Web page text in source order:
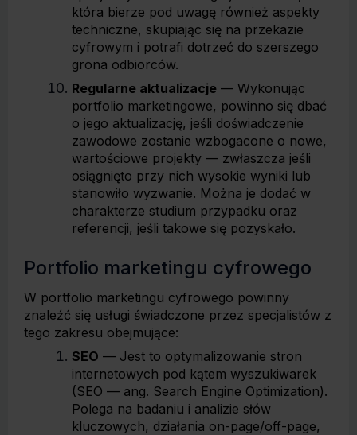
która bierze pod uwagę również aspekty
techniczne, skupiając się na przekazie
cyfrowym i potrafi dotrzeć do szerszego
grona odbiorców.
Regularne aktualizacje — Wykonując
portfolio marketingowe, powinno się dbać
o jego aktualizację, jeśli doświadczenie
zawodowe zostanie wzbogacone o nowe,
wartościowe projekty — zwłaszcza jeśli
osiągnięto przy nich wysokie wyniki lub
stanowiło wyzwanie. Można je dodać w
charakterze studium przypadku oraz
referencji, jeśli takowe się pozyskało.
Portfolio marketingu cyfrowego
W portfolio marketingu cyfrowego powinny
znaleźć się usługi świadczone przez specjalistów z
tego zakresu obejmujące:
SEO — Jest to optymalizowanie stron
internetowych pod kątem wyszukiwarek
(SEO — ang. Search Engine Optimization).
Polega na badaniu i analizie słów
kluczowych, działania on-page/off-page,